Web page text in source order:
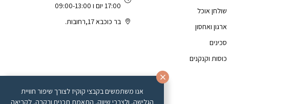
שולחן אוכל
ארגון ואחסון
סכינים
כוסות וקנקנים
17:00 יום ו 09:00-13:00
בר כוכבא 17,רחובות.
אנו משתמשים בקבצי קוקיז לצורך שיפור חוויית
הגלישה, ולצרכי שיווק, התאמת תכנים ובקרה, לקריאה